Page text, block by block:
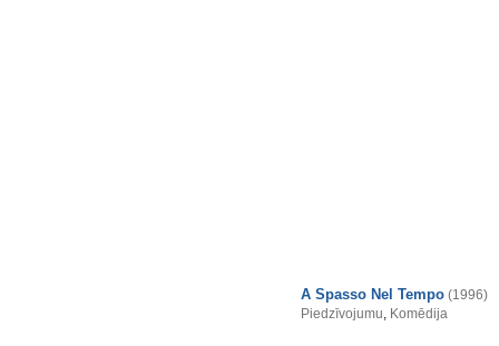
A Spasso Nel Tempo (1996)
Piedzīvojumu, Komēdija